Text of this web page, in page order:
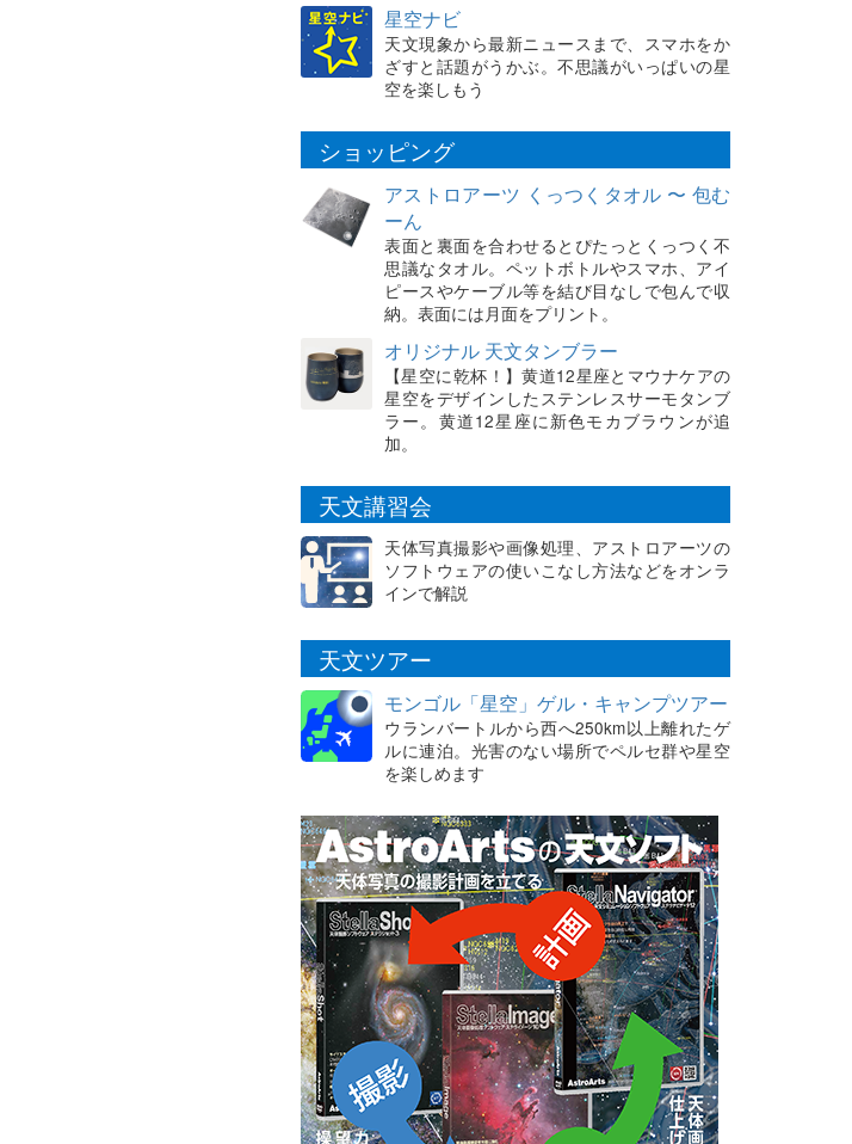
星空ナビ
天文現象から最新ニュースまで、スマホをか
ざすと話題がうかぶ。不思議がいっぱいの星
空を楽しもう
ショッピング
アストロアーツ くっつくタオル 〜 包む
ーん
表面と裏面を合わせるとぴたっとくっつく不
思議なタオル。ペットボトルやスマホ、アイ
ピースやケーブル等を結び目なしで包んで収
納。表面には月面をプリント。
オリジナル 天文タンブラー
【星空に乾杯！】黄道12星座とマウナケアの
星空をデザインしたステンレスサーモタンブ
ラー。黄道12星座に新色モカブラウンが追
加。
天文講習会
天体写真撮影や画像処理、アストロアーツの
ソフトウェアの使いこなし方法などをオンラ
インで解説
天文ツアー
モンゴル「星空」ゲル・キャンプツアー
ウランバートルから西へ250km以上離れたゲ
ルに連泊。光害のない場所でペルセ群や星空
を楽しめます